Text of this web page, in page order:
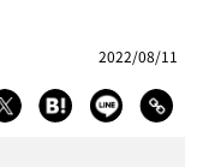
2022/08/11